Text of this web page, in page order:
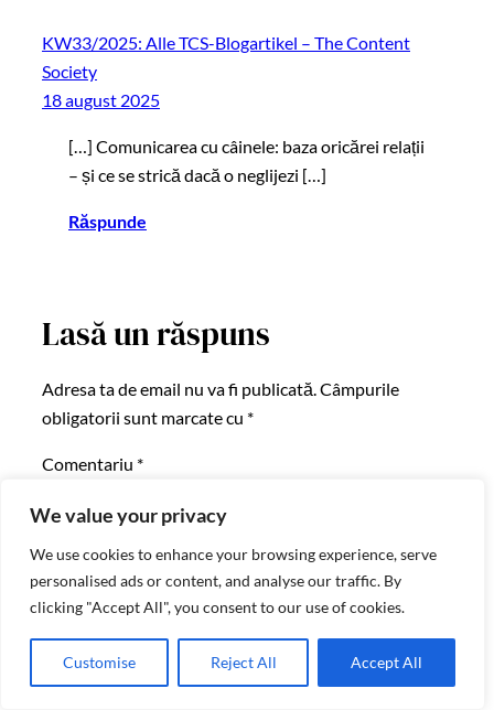
We value your privacy
We use cookies to enhance your browsing experience, serve
personalised ads or content, and analyse our traffic. By
clicking "Accept All", you consent to our use of cookies.
Customise Reject All Accept All
KW33/2025: Alle TCS-Blogartikel – The Content
Society
18 august 2025
[…] Comunicarea cu câinele: baza oricărei relații
– și ce se strică dacă o neglijezi […]
Răspunde
Lasă un răspuns
Adresa ta de email nu va fi publicată. Câmpurile
obligatorii sunt marcate cu *
Comentariu *